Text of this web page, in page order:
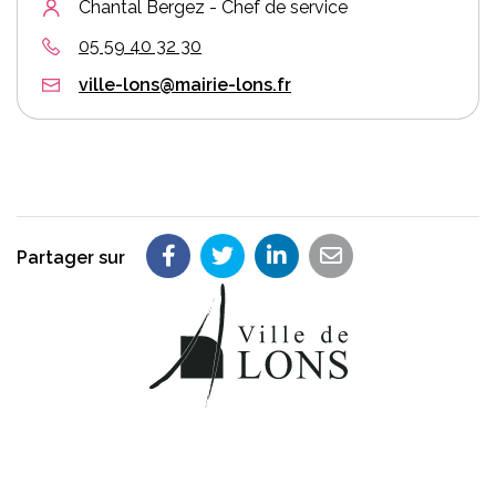
Chantal Bergez - Chef de service
05 59 40 32 30
ville-lons@mairie-lons.fr
Partager sur Partager sur Facebook
Partager sur Twitter
Partager sur LinkedIn
Partager par